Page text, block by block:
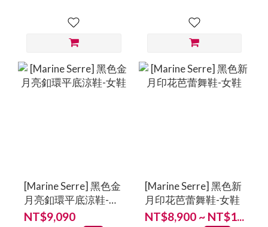
[Marine Serre] 黑色金
月亮釦環平底涼鞋-女
鞋
NT$9,090
[Marine Serre] 黑色新
月印花芭蕾舞鞋-女鞋
NT$8,900 ~ NT$1...